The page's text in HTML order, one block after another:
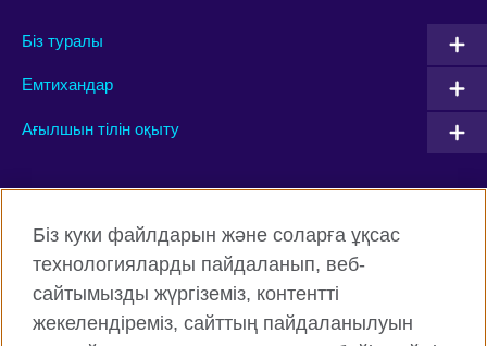
Біз туралы
Емтихандар
Ағылшын тілін оқыту
Connect with us
Facebook Twitter
Instagram YouTube
Біз куки файлдарын және соларға ұқсас
технологияларды пайдаланып, веб-
сайтымызды жүргіземіз, контентті
жекелендіреміз, сайттың пайдаланылуын